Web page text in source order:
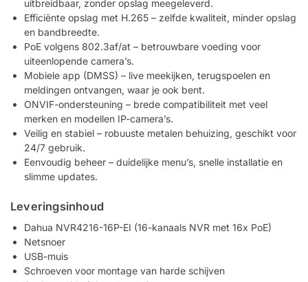
uitbreidbaar, zonder opslag meegeleverd.
Efficiënte opslag met H.265 – zelfde kwaliteit, minder opslag
en bandbreedte.
PoE volgens 802.3af/at – betrouwbare voeding voor
uiteenlopende camera’s.
Mobiele app (DMSS) – live meekijken, terugspoelen en
meldingen ontvangen, waar je ook bent.
ONVIF-ondersteuning – brede compatibiliteit met veel
merken en modellen IP-camera’s.
Veilig en stabiel – robuuste metalen behuizing, geschikt voor
24/7 gebruik.
Eenvoudig beheer – duidelijke menu’s, snelle installatie en
slimme updates.
Leveringsinhoud
Dahua NVR4216-16P-EI (16-kanaals NVR met 16x PoE)
Netsnoer
USB-muis
Schroeven voor montage van harde schijven